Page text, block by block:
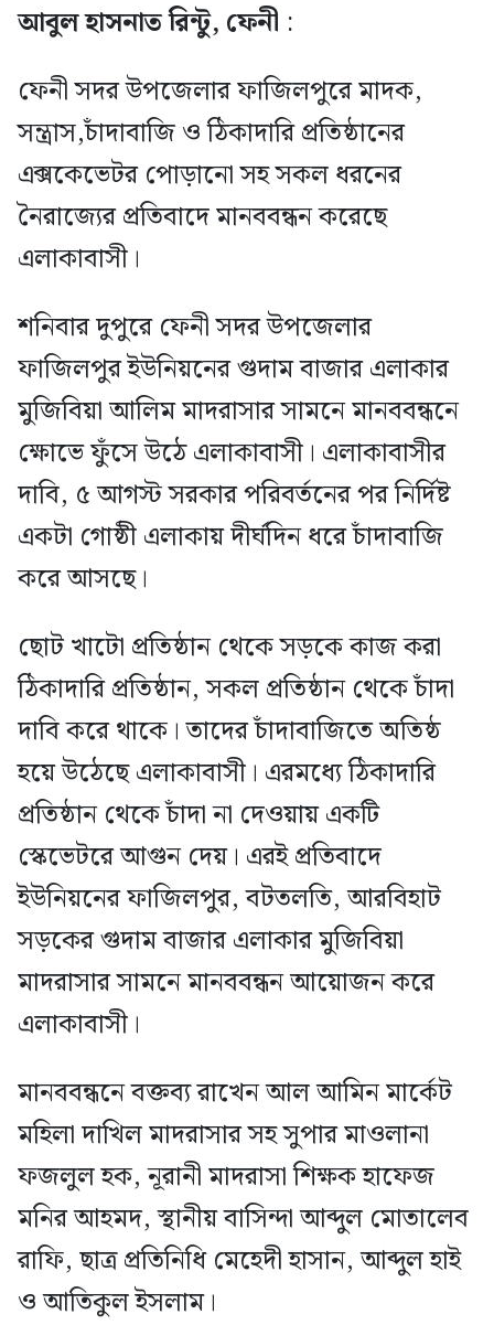
আবুল হাসনাত রিন্টু, ফেনী :
ফেনী সদর উপজেলার ফাজিলপুরে মাদক,
সন্ত্রাস,চাঁদাবাজি ও ঠিকাদারি প্রতিষ্ঠানের
এক্সকেভেটর পোড়ানো সহ সকল ধরনের
নৈরাজ্যের প্রতিবাদে মানববন্ধন করেছে
এলাকাবাসী।
শনিবার দুপুরে ফেনী সদর উপজেলার
ফাজিলপুর ইউনিয়নের গুদাম বাজার এলাকার
মুজিবিয়া আলিম মাদরাসার সামনে মানববন্ধনে
ক্ষোভে ফুঁসে উঠে এলাকাবাসী। এলাকাবাসীর
দাবি, ৫ আগস্ট সরকার পরিবর্তনের পর নির্দিষ্ট
একটা গোষ্ঠী এলাকায় দীর্ঘদিন ধরে চাঁদাবাজি
করে আসছে।
ছোট খাটো প্রতিষ্ঠান থেকে সড়কে কাজ করা
ঠিকাদারি প্রতিষ্ঠান, সকল প্রতিষ্ঠান থেকে চাঁদা
দাবি করে থাকে। তাদের চাঁদাবাজিতে অতিষ্ঠ
হয়ে উঠেছে এলাকাবাসী। এরমধ্যে ঠিকাদারি
প্রতিষ্ঠান থেকে চাঁদা না দেওয়ায় একটি
স্কেভেটরে আগুন দেয়। এরই প্রতিবাদে
ইউনিয়নের ফাজিলপুর, বটতলতি, আরবিহাট
সড়কের গুদাম বাজার এলাকার মুজিবিয়া
মাদরাসার সামনে মানববন্ধন আয়োজন করে
এলাকাবাসী।
মানববন্ধনে বক্তব্য রাখেন আল আমিন মার্কেট
মহিলা দাখিল মাদরাসার সহ সুপার মাওলানা
ফজলুল হক, নূরানী মাদরাসা শিক্ষক হাফেজ
মনির আহমদ, স্থানীয় বাসিন্দা আব্দুল মোতালেব
রাফি, ছাত্র প্রতিনিধি মেহেদী হাসান, আব্দুল হাই
ও আতিকুল ইসলাম।